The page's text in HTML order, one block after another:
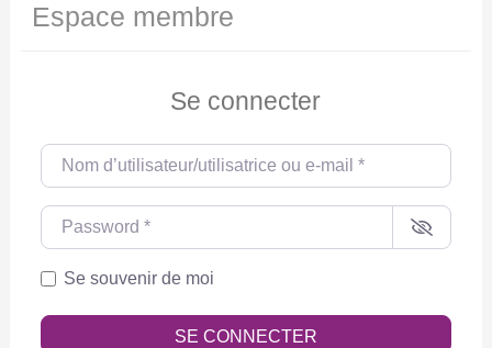
Espace membre
Se connecter
Nom d’utilisateur/utilisatrice ou e-mail
Password
Se souvenir de moi
SE CONNECTER